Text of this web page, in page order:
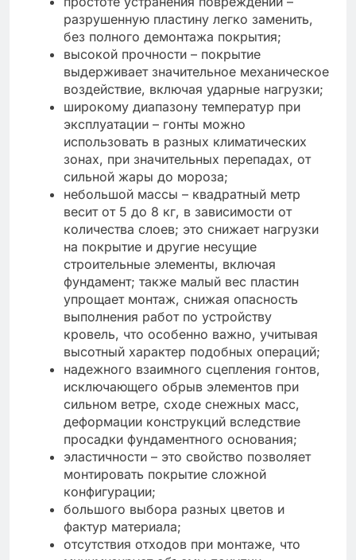
разрушенную пластину легко заменить,
без полного демонтажа покрытия;
высокой прочности – покрытие
выдерживает значительное механическое
воздействие, включая ударные нагрузки;
широкому диапазону температур при
эксплуатации – гонты можно
использовать в разных климатических
зонах, при значительных перепадах, от
сильной жары до мороза;
небольшой массы – квадратный метр
весит от 5 до 8 кг, в зависимости от
количества слоев; это снижает нагрузки
на покрытие и другие несущие
строительные элементы, включая
фундамент; также малый вес пластин
упрощает монтаж, снижая опасность
выполнения работ по устройству
кровель, что особенно важно, учитывая
высотный характер подобных операций;
надежного взаимного сцепления гонтов,
исключающего обрыв элементов при
сильном ветре, сходе снежных масс,
деформации конструкций вследствие
просадки фундаментного основания;
эластичности – это свойство позволяет
монтировать покрытие сложной
конфигурации;
большого выбора разных цветов и
фактур материала;
отсутствия отходов при монтаже, что